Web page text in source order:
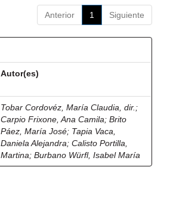
Anterior 1 Siguiente
Autor(es)
Tobar Cordovéz, María Claudia, dir. ;
Carpio Frixone, Ana Camila;Brito
Páez, María José; Tapia Vaca,
Daniela Alejandra;Calisto Portilla,
Martina;Burbano Würfl, Isabel María